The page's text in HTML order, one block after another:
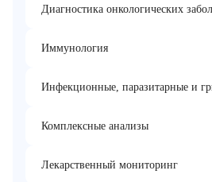
Диагностика онкологических
Иммунология
Инфекционные, паразитарные и
Комплексные анализы
Лекарственный мониторинг